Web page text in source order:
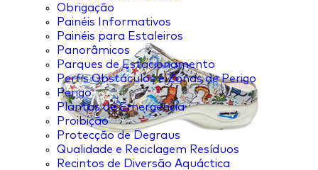
Obrigação
Painéis Informativos
Painéis para Estaleiros
Panorâmicos
Parques de Estacionamento
Perfis Obstáculos e Zonas de Perigo
Perigo
Plantas de Emergência
Proibição
Protecção de Degraus
Qualidade e Reciclagem Resíduos
Recintos de Diversão Aquáctica